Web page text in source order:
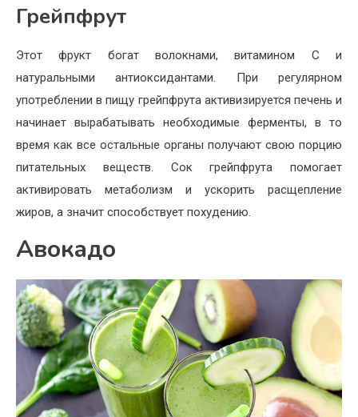
Грейпфрут
Этот фрукт богат волокнами, витамином С и
натуральными антиоксидантами. При регулярном
употреблении в пищу грейпфрута активизируется печень и
начинает вырабатывать необходимые ферменты, в то
время как все остальные органы получают свою порцию
питательных веществ. Сок грейпфрута помогает
активировать метаболизм и ускорить расщепление
жиров, а значит способствует похудению.
Авокадо